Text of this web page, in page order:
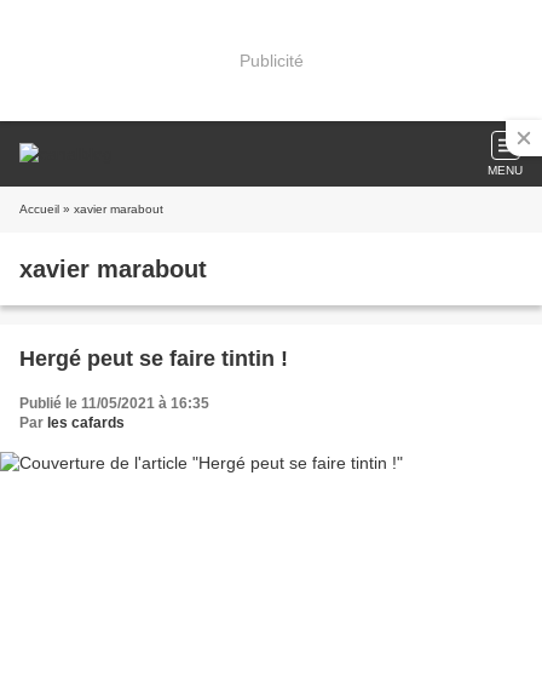
Publicité
MENU
Accueil » xavier marabout
xavier marabout
Hergé peut se faire tintin !
Publié le 11/05/2021 à 16:35
Par les cafards